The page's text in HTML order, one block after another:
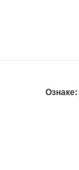
Ознаке: